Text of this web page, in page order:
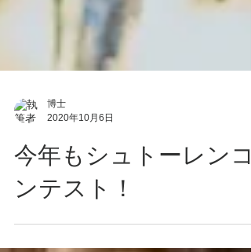
2020年10月6日
今年もシュトーレンコ
ンテスト！